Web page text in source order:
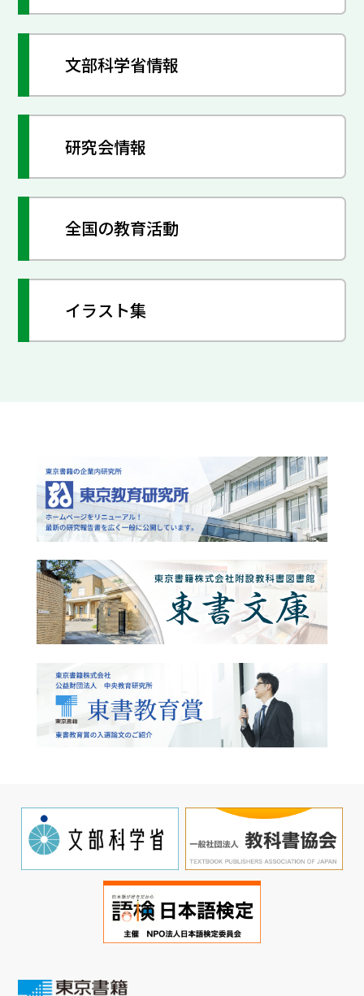
文部科学省情報
研究会情報
全国の教育活動
イラスト集